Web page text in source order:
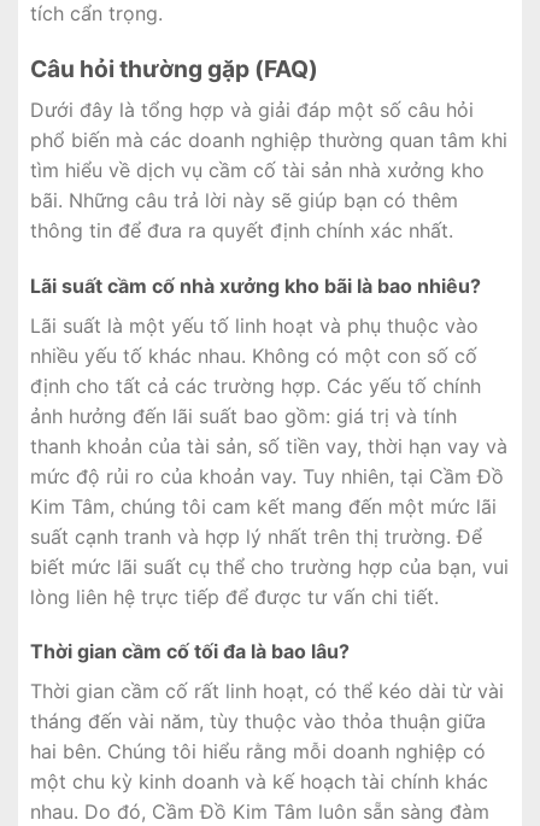
tích cẩn trọng.
Câu hỏi thường gặp (FAQ)
Dưới đây là tổng hợp và giải đáp một số câu hỏi
phổ biến mà các doanh nghiệp thường quan tâm khi
tìm hiểu về dịch vụ cầm cố tài sản nhà xưởng kho
bãi. Những câu trả lời này sẽ giúp bạn có thêm
thông tin để đưa ra quyết định chính xác nhất.
Lãi suất cầm cố nhà xưởng kho bãi là bao nhiêu?
Lãi suất là một yếu tố linh hoạt và phụ thuộc vào
nhiều yếu tố khác nhau. Không có một con số cố
định cho tất cả các trường hợp. Các yếu tố chính
ảnh hưởng đến lãi suất bao gồm: giá trị và tính
thanh khoản của tài sản, số tiền vay, thời hạn vay và
mức độ rủi ro của khoản vay. Tuy nhiên, tại Cầm Đồ
Kim Tâm, chúng tôi cam kết mang đến một mức lãi
suất cạnh tranh và hợp lý nhất trên thị trường. Để
biết mức lãi suất cụ thể cho trường hợp của bạn, vui
lòng liên hệ trực tiếp để được tư vấn chi tiết.
Thời gian cầm cố tối đa là bao lâu?
Thời gian cầm cố rất linh hoạt, có thể kéo dài từ vài
tháng đến vài năm, tùy thuộc vào thỏa thuận giữa
hai bên. Chúng tôi hiểu rằng mỗi doanh nghiệp có
một chu kỳ kinh doanh và kế hoạch tài chính khác
nhau. Do đó, Cầm Đồ Kim Tâm luôn sẵn sàng đàm